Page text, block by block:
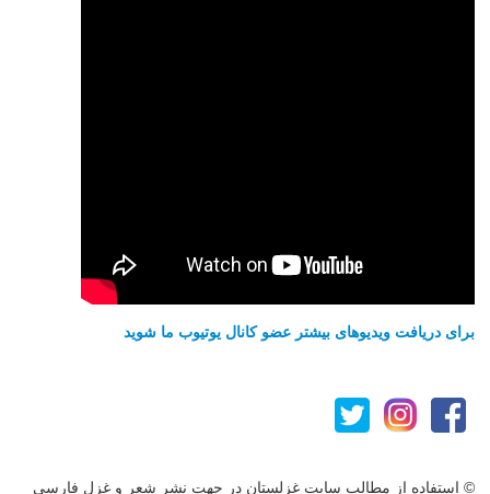
برای دریافت ویدیوهای بیشتر عضو کانال یوتیوب ما شوید
© استفاده از مطالب سایت غزلستان در جهت نشر شعر و غزل فارسی